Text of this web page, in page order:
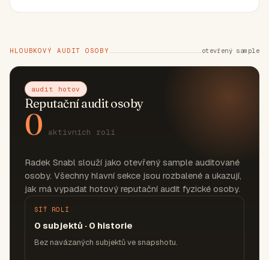
HLOUBKOVÝ AUDIT OSOBY otevřený sample
audit hotov
Reputační audit osoby
0 aktivních rolí
Radek Snabl slouží jako otevřený sample auditované
osoby. Všechny hlavní sekce jsou rozbalené a ukazují,
jak má vypadat hotový reputační audit fyzické osoby.
SÍŤ ROLÍ
0 subjektů · 0 historie
Bez navázaných subjektů ve snapshotu.